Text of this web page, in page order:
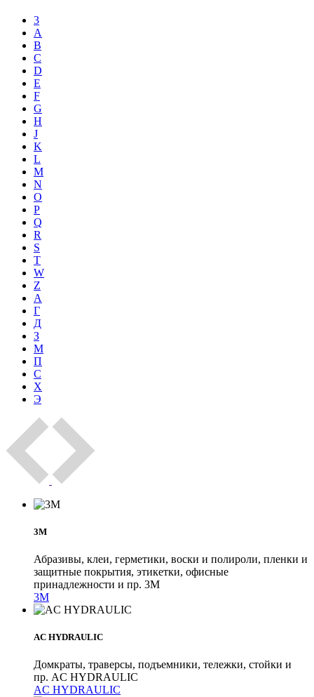
3
A
B
C
D
E
F
G
H
J
K
L
M
N
O
P
Q
R
S
T
W
Z
А
Г
Д
З
М
П
С
Х
Э
3M
Абразивы, клеи, герметики, воски и полироли, пленки и
защитные покрытия, этикетки, офисные
принадлежности и пр. 3M
3M
AC HYDRAULIC
Домкраты, траверсы, подъемники, тележки, стойки и
пр. AC HYDRAULIC
AC HYDRAULIC